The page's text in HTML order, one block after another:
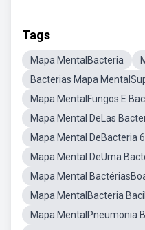
Tags
Mapa MentalBacteria
Bacterias Mapa
Mapa MentalFungos E
Mapa Mental DeLas
Mapa Mental DeBacteria
Mapa Mental DeUma
Mapa Mental
Mapa MentalBacteria
Mapa MentalPneumonia